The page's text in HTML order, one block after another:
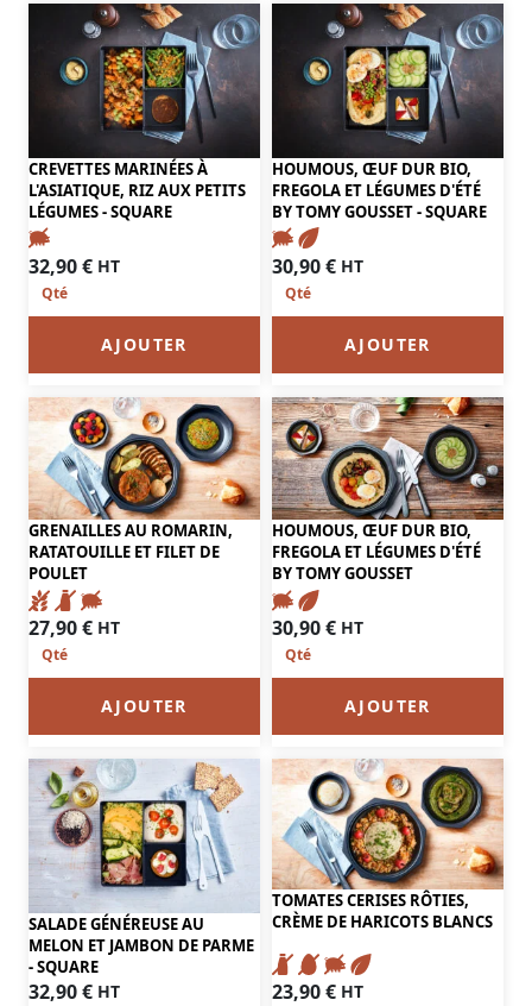
CREVETTES MARINÉES À
L'ASIATIQUE, RIZ AUX PETITS
LÉGUMES - SQUARE
32,90€ HT
AJOUTER
HOUMOUS, ŒUF DUR BIO,
FREGOLA ET LÉGUMES D'ÉTÉ
BY TOMY GOUSSET - SQUARE
30,90€ HT
AJOUTER
GRENAILLES AU ROMARIN,
RATATOUILLE ET FILET DE
POULET
27,90€ HT
AJOUTER
HOUMOUS, ŒUF DUR BIO,
FREGOLA ET LÉGUMES D'ÉTÉ
BY TOMY GOUSSET
30,90€ HT
AJOUTER
SALADE GÉNÉREUSE AU
MELON ET JAMBON DE PARME
- SQUARE
32,90€ HT
TOMATES CERISES RÔTIES,
CRÈME DE HARICOTS BLANCS
23,90€ HT